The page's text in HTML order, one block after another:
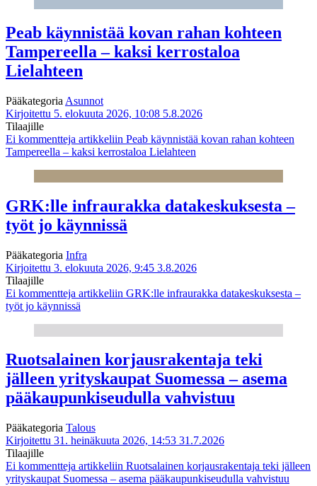
Peab käynnistää kovan rahan kohteen
Tampereella – kaksi kerrostaloa
Lielahteen
Pääkategoria Asunnot
Kirjoitettu 5. elokuuta 2026, 10:08 5.8.2026
Tilaajille
Ei kommentteja artikkeliin Peab käynnistää kovan rahan kohteen
Tampereella – kaksi kerrostaloa Lielahteen
GRK:lle infraurakka datakeskuksesta –
työt jo käynnissä
Pääkategoria Infra
Kirjoitettu 3. elokuuta 2026, 9:45 3.8.2026
Tilaajille
Ei kommentteja artikkeliin GRK:lle infraurakka datakeskuksesta –
työt jo käynnissä
Ruotsalainen korjausrakentaja teki
jälleen yrityskaupat Suomessa – asema
pääkaupunkiseudulla vahvistuu
Pääkategoria Talous
Kirjoitettu 31. heinäkuuta 2026, 14:53 31.7.2026
Tilaajille
Ei kommentteja artikkeliin Ruotsalainen korjausrakentaja teki jälleen
yrityskaupat Suomessa – asema pääkaupunkiseudulla vahvistuu